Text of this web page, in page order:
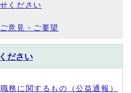
ください
意見・ご要望
ださい
務に関するもの（公益通報）